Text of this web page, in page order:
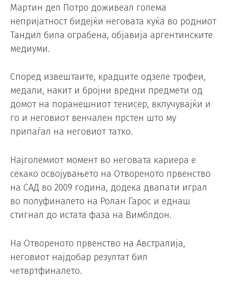
Мартин дел Потро доживеал голема
непријатност бидејќи неговата куќа во родниот
Тандил била ограбена, објавија аргентинските
медиуми.
Според извештаите, крадците одзеле трофеи,
медали, накит и бројни вредни предмети од
домот на поранешниот тенисер, вклучувајќи и
го и неговиот венчален прстен што му
припаѓал на неговиот татко.
Најголемиот момент во неговата кариера е
секако освојувањето на Отвореното првенство
на САД во 2009 година, додека двапати играл
во полуфиналето на Ролан Гарос и еднаш
стигнал до истата фаза на Вимблдон.
На Отвореното првенство на Австралија,
неговиот најдобар резултат бил
четвртфиналето.